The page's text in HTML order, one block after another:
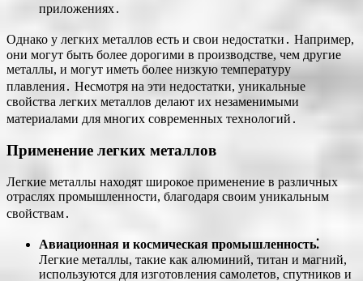
приложениях․
Однако у легких металлов есть и свои недостатки․ Например,
они могут быть более дорогими в производстве, чем другие
металлы, и могут иметь более низкую температуру
плавления․ Несмотря на эти недостатки, уникальные
свойства легких металлов делают их незаменимыми
материалами для многих современных технологий․
Применение легких металлов
Легкие металлы находят широкое применение в различных
отраслях промышленности, благодаря своим уникальным
свойствам․
Авиационная и космическая промышленность⁚
Легкие металлы, такие как алюминий, титан и магний,
используются для изготовления самолетов, спутников и